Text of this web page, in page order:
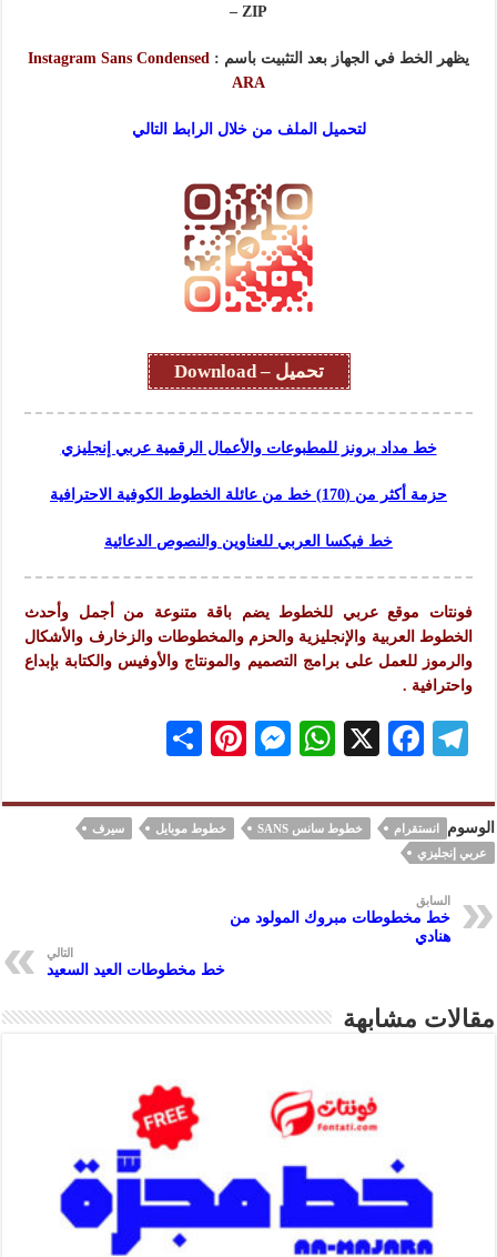
– ZIP
يظهر الخط في الجهاز بعد التثبيت باسم : Instagram Sans Condensed
ARA
لتحميل الملف من خلال الرابط التالي
تحميل – Download
خط مداد برونز للمطبوعات والأعمال الرقمية عربي إنجليزي
حزمة أكثر من (170) خط من عائلة الخطوط الكوفية الاحترافية
خط فيكسا العربي للعناوين والنصوص الدعائية
فونتات موقع عربي للخطوط يضم باقة متنوعة من أجمل وأحدث
الخطوط العربية والإنجليزية والحزم والمخطوطات والزخارف والأشكال
والرموز للعمل على برامج التصميم والمونتاج والأوفيس والكتابة بإبداع
واحترافية .
Te
gr
a
F
eb
oo
X
W
at
s
p
M
se
n
r
Pi
er
es
ar
e
الوسوم انستقرام خطوط سانس SANS خطوط موبايل
سيرف
عربي إنجليزي
السابق
خط مخطوطات مبروك المولود من
هنادي
التالي
خط مخطوطات العيد السعيد
مقالات مشابهة